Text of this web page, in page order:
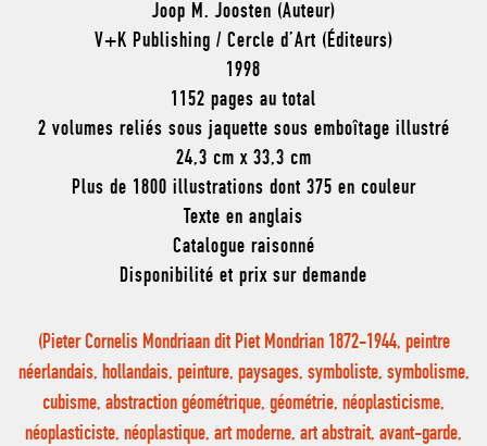
Joop M. Joosten (Auteur)
V+K Publishing / Cercle d’Art (Éditeurs)
1998
1152 pages au total
2 volumes reliés sous jaquette sous emboîtage illustré
24,3 cm x 33,3 cm
Plus de 1800 illustrations dont 375 en couleur
Texte en anglais
Catalogue raisonné
Disponibilité et prix sur demande
(Pieter Cornelis Mondriaan dit Piet Mondrian 1872-1944, peintre
néerlandais, hollandais, peinture, paysages, symboliste, symbolisme,
cubisme, abstraction géométrique, géométrie, néoplasticisme,
néoplasticiste, néoplastique, art moderne, art abstrait, avant-garde,